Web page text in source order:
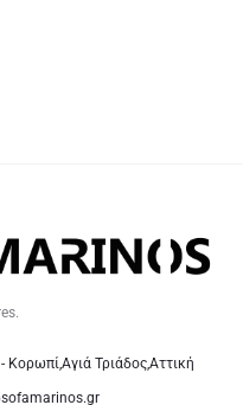
- Κορωπί,Αγιά Τριάδος,Αττική